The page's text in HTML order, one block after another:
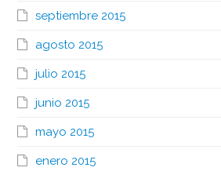
septiembre 2015
agosto 2015
julio 2015
junio 2015
mayo 2015
enero 2015